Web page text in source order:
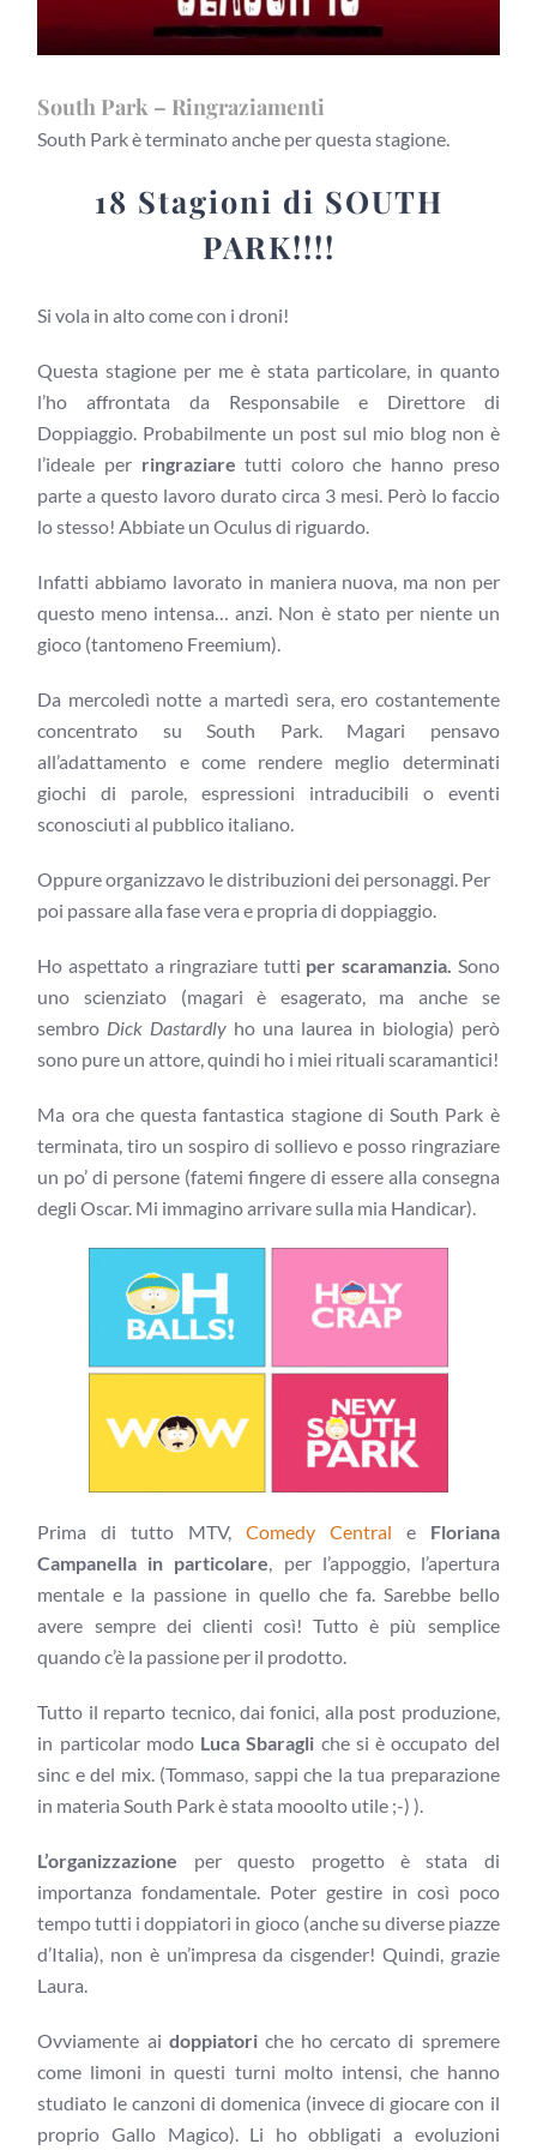
South Park – Ringraziamenti
South Park è terminato anche per questa stagione.
18 Stagioni di SOUTH
PARK!!!!
Si vola in alto come con i droni!
Questa stagione per me è stata particolare, in quanto
l’ho affrontata da Responsabile e Direttore di
Doppiaggio. Probabilmente un post sul mio blog non è
l’ideale per ringraziare tutti coloro che hanno preso
parte a questo lavoro durato circa 3 mesi. Però lo faccio
lo stesso! Abbiate un Oculus di riguardo.
Infatti abbiamo lavorato in maniera nuova, ma non per
questo meno intensa… anzi. Non è stato per niente un
gioco (tantomeno Freemium).
Da mercoledì notte a martedì sera, ero costantemente
concentrato su South Park. Magari pensavo
all’adattamento e come rendere meglio determinati
giochi di parole, espressioni intraducibili o eventi
sconosciuti al pubblico italiano.
Oppure organizzavo le distribuzioni dei personaggi. Per
poi passare alla fase vera e propria di doppiaggio.
Ho aspettato a ringraziare tutti per scaramanzia. Sono
uno scienziato (magari è esagerato, ma anche se
sembro Dick Dastardly ho una laurea in biologia) però
sono pure un attore, quindi ho i miei rituali scaramantici!
Ma ora che questa fantastica stagione di South Park è
terminata, tiro un sospiro di sollievo e posso ringraziare
un po’ di persone (fatemi fingere di essere alla consegna
degli Oscar. Mi immagino arrivare sulla mia Handicar).
Prima di tutto MTV, Comedy Central e Floriana
Campanella in particolare, per l’appoggio, l’apertura
mentale e la passione in quello che fa. Sarebbe bello
avere sempre dei clienti così! Tutto è più semplice
quando c’è la passione per il prodotto.
Tutto il reparto tecnico, dai fonici, alla post produzione,
in particolar modo Luca Sbaragli che si è occupato del
sinc e del mix. (Tommaso, sappi che la tua preparazione
in materia South Park è stata mooolto utile ;-) ).
L’organizzazione per questo progetto è stata di
importanza fondamentale. Poter gestire in così poco
tempo tutti i doppiatori in gioco (anche su diverse piazze
d’Italia), non è un’impresa da cisgender! Quindi, grazie
Laura.
Ovviamente ai doppiatoriche ho cercato di spremere
come limoni in questi turni molto intensi, che hanno
studiato le canzoni di domenica (invece di giocare con il
proprio Gallo Magico). Li ho obbligati a evoluzioni